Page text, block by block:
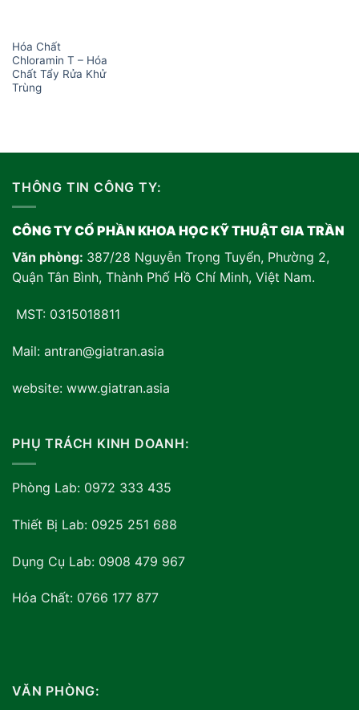
Hóa Chất
Chloramin T – Hóa
Chất Tẩy Rửa Khử
Trùng
THÔNG TIN CÔNG TY:
CÔNG TY CỔ PHẦN KHOA HỌC KỸ THUẬT GIA TRẦN
Văn phòng: 387/28 Nguyễn Trọng Tuyển, Phường 2,
Quận Tân Bình, Thành Phố Hồ Chí Minh, Việt Nam.
MST: 0315018811
Mail: antran@giatran.asia
website: www.giatran.asia
PHỤ TRÁCH KINH DOANH:
Phòng Lab: 0972 333 435
Thiết Bị Lab: 0925 251 688
Dụng Cụ Lab: 0908 479 967
Hóa Chất: 0766 177 877
VĂN PHÒNG: